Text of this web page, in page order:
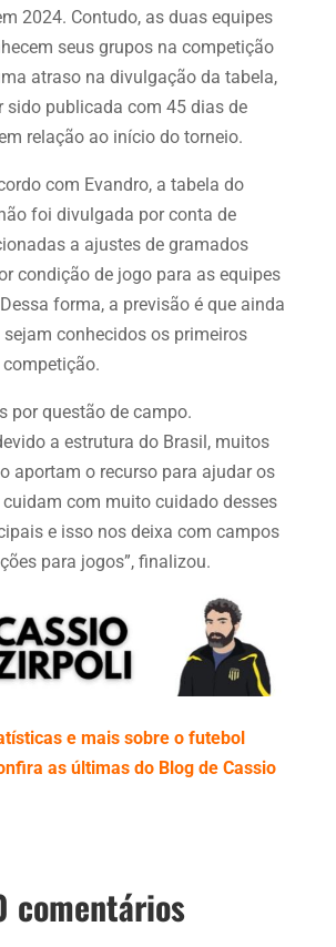
2024. Contudo, as duas equipes
seus grupos na competição
atraso na divulgação da tabela,
sido publicada com 45 dias de
relação ao início do torneio.
com Evandro, a tabela do
foi divulgada por conta de
a ajustes de gramados
condição de jogo para as equipes
forma, a previsão é que ainda
conhecidos os primeiros
por questão de campo.
a estrutura do Brasil, muitos
aportam o recurso para ajudar os
com muito cuidado desses
e isso nos deixa com campos
para jogos”, finalizou.
e mais sobre o futebol
as últimas do Blog de Cassio
comentários